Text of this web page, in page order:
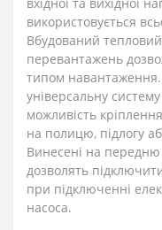
вхідної та вихідної
використовується
Вбудований тепловий
перевантажень
типом
універсальну
можливість
на полицю, підлогу
Винесені на передню
дозволять
при підключенні
насоса.